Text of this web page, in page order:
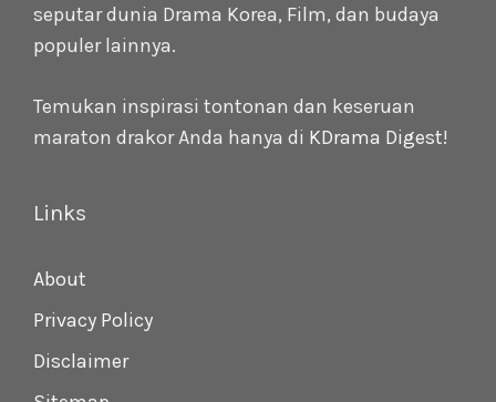
seputar dunia Drama Korea, Film, dan budaya
populer lainnya.
Temukan inspirasi tontonan dan keseruan
maraton drakor Anda hanya di KDrama Digest!
Links
About
Privacy Policy
Disclaimer